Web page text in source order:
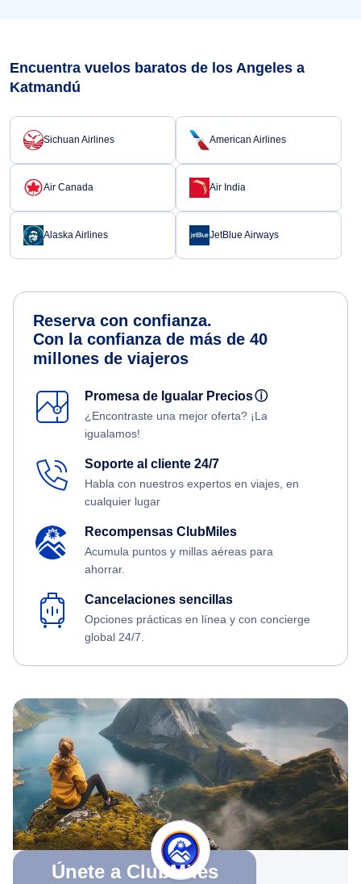
Encuentra vuelos baratos de los Angeles a
Katmandú
Sichuan Airlines American Airlines
Air Canada Air India
Alaska Airlines JetBlue Airways
Reserva con confianza.
Con la confianza de más de 40
millones de viajeros
Promesa de Igualar Preciosⓘ
¿Encontraste una mejor oferta? ¡La
igualamos!
Soporte al cliente 24/7
Habla con nuestros expertos en viajes, en
cualquier lugar
Recompensas ClubMiles
Acumula puntos y millas aéreas para
ahorrar.
Cancelaciones sencillas
Opciones prácticas en línea y con concierge
global 24/7.
Únete a ClubMiles